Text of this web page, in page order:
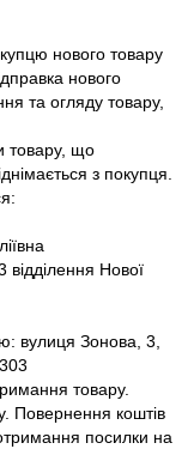
нового товару
нового
та огляду товару,
товару, що
з покупця.
Нової
вулиця Зонова, 3,
товару.
Повернення коштів
посилки на